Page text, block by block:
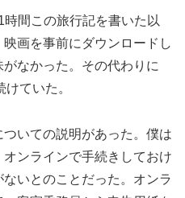
間この旅行記を書いた以
画を事前にダウンロードし
なかった。その代わりに
ていた。
いての説明があった。僕は
ンラインで手続きしておけ
いとのことだった。オンラ